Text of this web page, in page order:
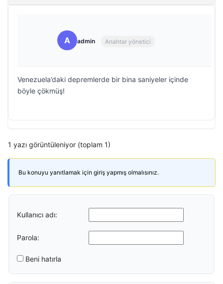
A admin Anahtar yönetici
Venezuela’daki depremlerde bir bina saniyeler içinde
böyle çökmüş!
1 yazı görüntüleniyor (toplam 1)
Bu konuyu yanıtlamak için giriş yapmış olmalısınız.
Kullanıcı adı:
Parola:
Beni hatırla